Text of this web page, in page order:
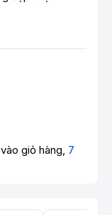
giỏ hàng, 7